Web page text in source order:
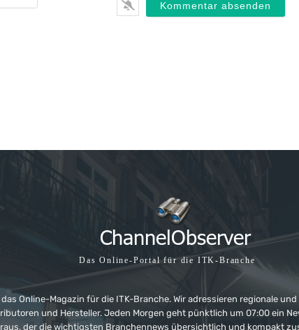
Das Online-Portal für die ITK-Branche
Online-Magazin für die ITK-Branche. Wir adressieren regionale
und Hersteller. Jeden Morgen geht pünktlich um 07:00 ein
der die wichtigsten Branchennews übersichtlich und kompakt